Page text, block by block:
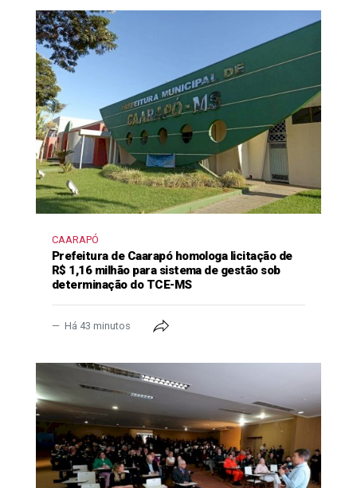
CAARAPÓ
Prefeitura de Caarapó homologa licitação de
R$ 1,16 milhão para sistema de gestão sob
determinação do TCE-MS
Há 43 minutos